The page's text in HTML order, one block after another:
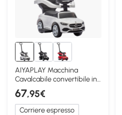
AIYAPLAY Macchina
Cavalcabile convertibile in
Passeggino Bianco
67,95€
Corriere espresso